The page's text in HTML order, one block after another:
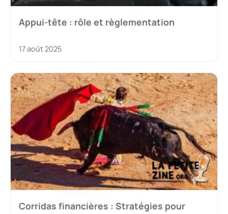
Appui-tête : rôle et règlementation
17 août 2025
Corridas financières : Stratégies pour